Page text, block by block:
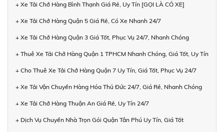
+ Xe Tải Chở Hàng Bình Thạnh Giá Rẻ, Uy Tín [GỌI LÀ CÓ XE]
+ Xe Tải Chở Hàng Quận 5 Giá Rẻ, Có Xe Nhanh 24/7
+ Xe Tải Chở Hàng Quận 3 Giá Tốt, Phục Vụ 24/7, Nhanh Chóng
+ Thuê Xe Tải Chở Hàng Quận 1 TPHCM Nhanh Chóng, Giá Tốt, Uy Tín
+ Cho Thuê Xe Tải Chở Hàng Quận 7 Uy Tín, Giá Tốt, Phục Vụ 24/7
+ Xe Tải Vận Chuyển Hàng Hóa Thủ Đức 24/7, Giá Rẻ, Nhanh Chóng
+ Xe Tải Chở Hàng Thuận An Giá Rẻ, Uy Tín 24/7
+ Dịch Vụ Chuyển Nhà Trọn Gói Quận Tân Phú Uy Tín, Giá Tốt